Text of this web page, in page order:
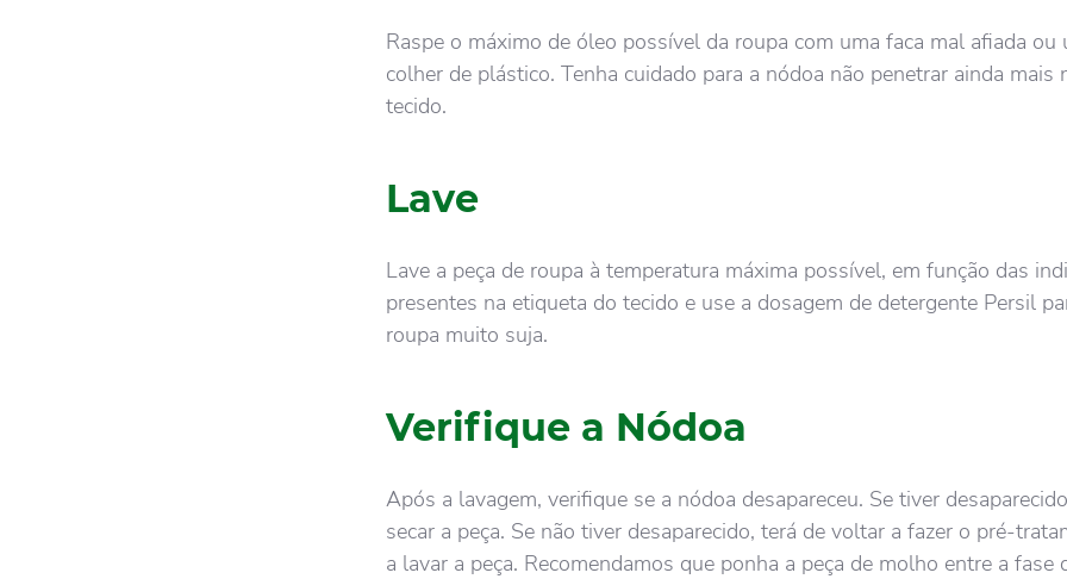
Raspe o máximo de óleo possível da roupa com uma faca mal afiada ou
colher de plástico. Tenha cuidado para a nódoa não penetrar ainda mais
tecido.
Lave
Lave a peça de roupa à temperatura máxima possível, em função das
presentes na etiqueta do tecido e use a dosagem de detergente Persil
roupa muito suja.
Verifique a Nódoa
Após a lavagem, verifique se a nódoa desapareceu. Se tiver
secar a peça. Se não tiver desaparecido, terá de voltar a fazer o pré-
a lavar a peça. Recomendamos que ponha a peça de molho entre a fase